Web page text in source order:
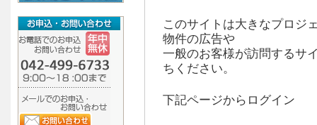
このサイトは大きなプロジ
物件の広告や
一般のお客様が訪問するサ
ちください。
下記ページからログイン